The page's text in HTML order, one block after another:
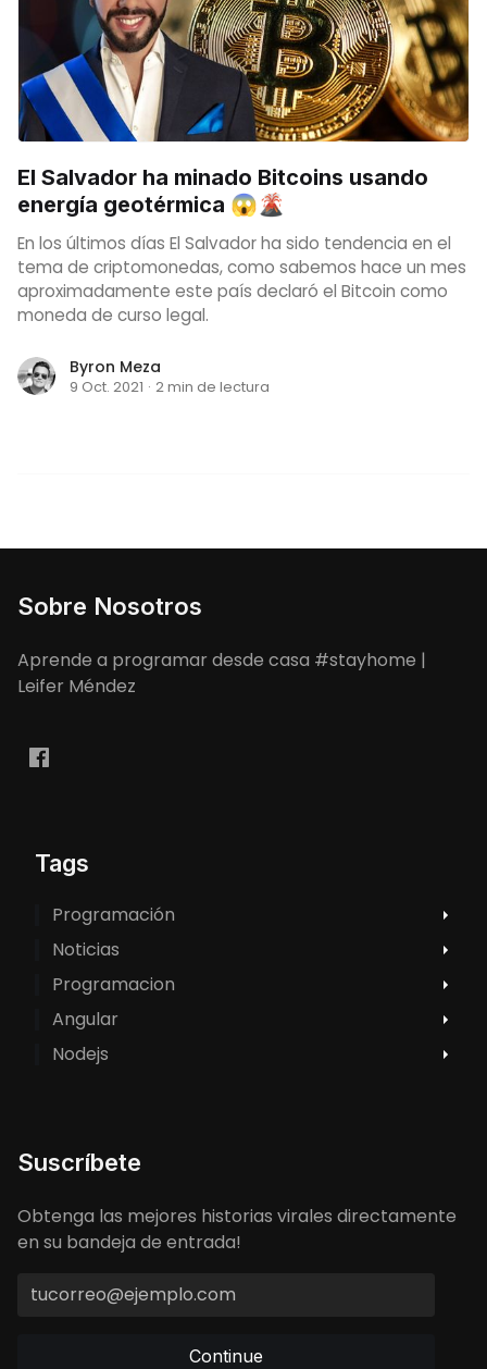
El Salvador ha minado Bitcoins usando
energía geotérmica 😱🌋
En los últimos días El Salvador ha sido tendencia en el
tema de criptomonedas, como sabemos hace un mes
aproximadamente este país declaró el Bitcoin como
moneda de curso legal.
Byron Meza
9 Oct. 2021 · 2 min de lectura
Sobre Nosotros
Aprende a programar desde casa #stayhome |
Leifer Méndez
Tags
Programación
Noticias
Programacion
Angular
Nodejs
Suscríbete
Obtenga las mejores historias virales directamente
en su bandeja de entrada!
Continue